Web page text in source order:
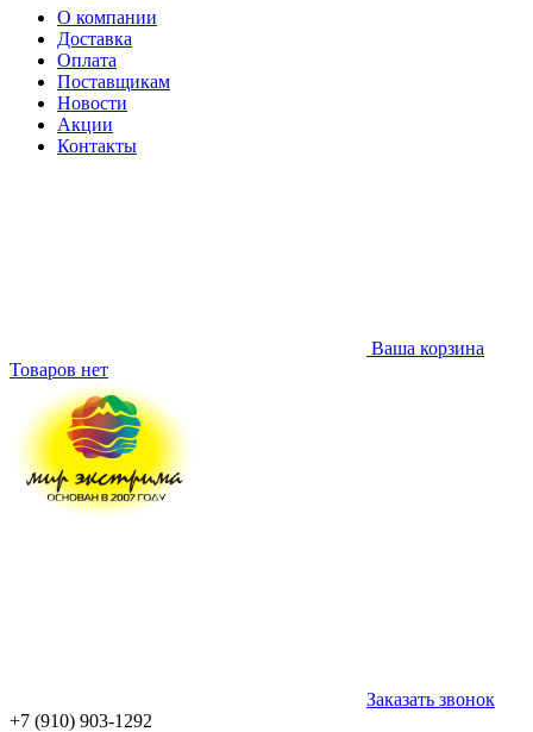
О компании
Доставка
Оплата
Поставщикам
Новости
Акции
Контакты
Ваша корзина
Товаров нет
Заказать звонок
+7 (910) 903-1292